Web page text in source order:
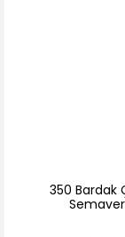
350 Bardak
Semaver